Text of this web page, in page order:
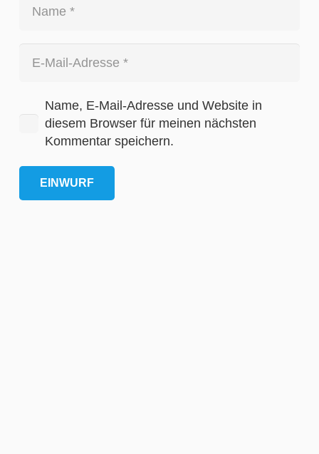
Name, E-Mail-Adresse und Website in
diesem Browser für meinen nächsten
Kommentar speichern.
EINWURF